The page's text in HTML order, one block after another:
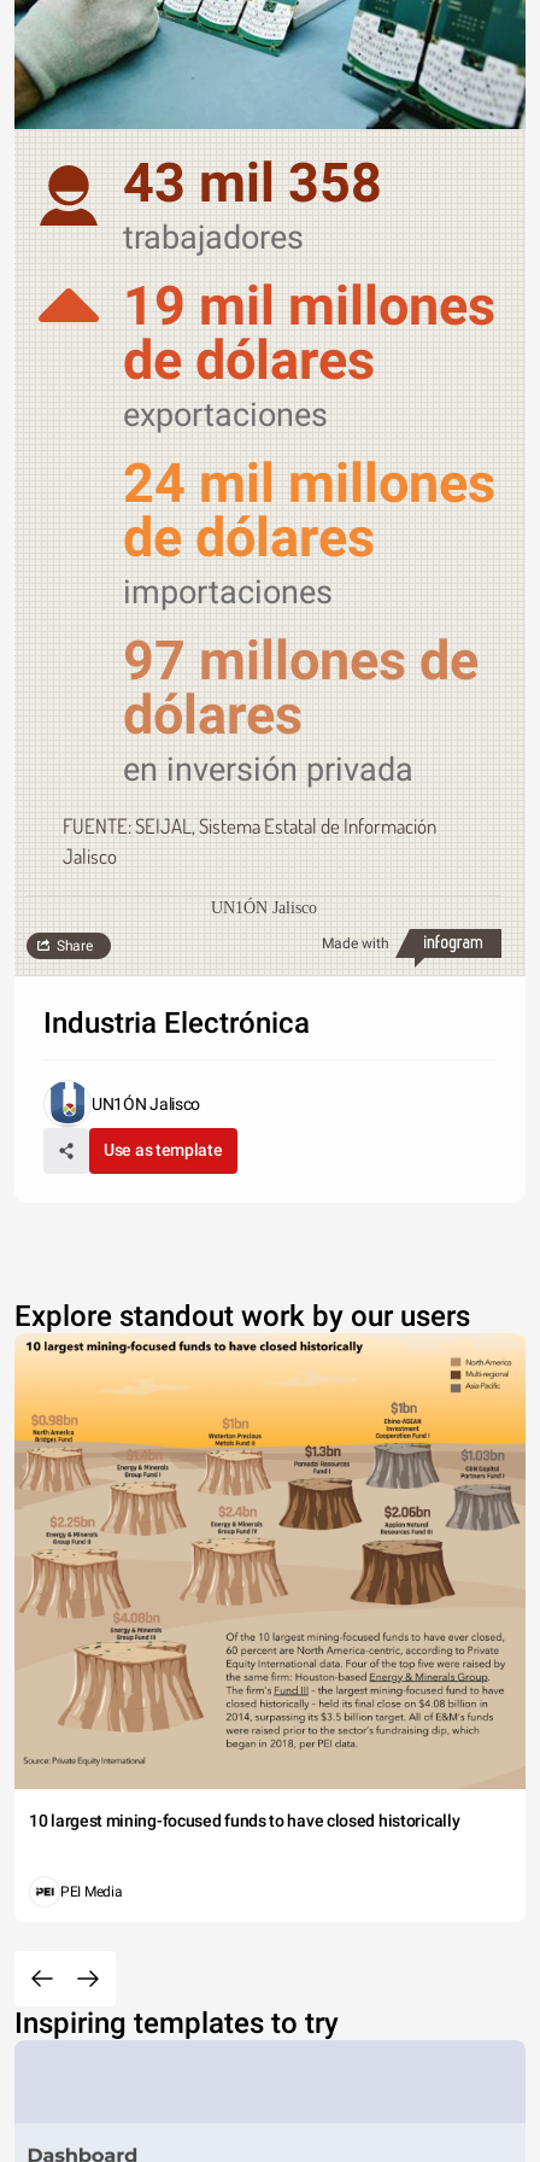
43 mil 358
trabajadores
19 mil millones
de dólares
exportaciones
24 mil millones
de dólares
importaciones
97 millones de
dólares
en inversión privada
FUENTE: SEIJAL, Sistema Estatal de Información
Jalisco
UN1ÓN Jalisco
Made with
Share
Industria Electrónica
UN1ÓN Jalisco
Use as template
Explore standout work by our users
10 largest mining-focused funds to have closed historically
PEI Media
Inspiring templates to try